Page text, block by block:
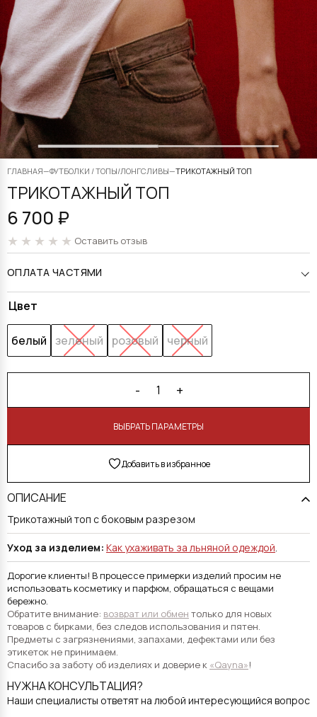
ГЛАВНАЯ—ФУТБОЛКИ / ТОПЫ/ЛОНГСЛИВЫ—ТРИКОТАЖНЫЙ ТОП
ТРИКОТАЖНЫЙ ТОП
6 700 ₽
Оставить отзыв
ОПЛАТА ЧАСТЯМИ
Цвет
белый зеленый розовый черный
- 1 +
В КОРЗИНУ
Добавить в избранное
Alternative:
ОПИСАНИЕ
Трикотажный топ с боковым разрезом
Уход за изделием: Как ухаживать за льняной одеждой.
Дорогие клиенты! В процессе примерки изделий просим не
использовать косметику и парфюм, обращаться с вещами
бережно.
Обратите внимание: возврат или обмен только для новых
товаров с бирками, без следов использования и пятен.
Предметы с загрязнениями, запахами, дефектами или без
этикеток не принимаем.
Спасибо за заботу об изделиях и доверие к «Qayna»!
НУЖНА КОНСУЛЬТАЦИЯ?
Наши специалисты ответят на любой интересующийся вопрос